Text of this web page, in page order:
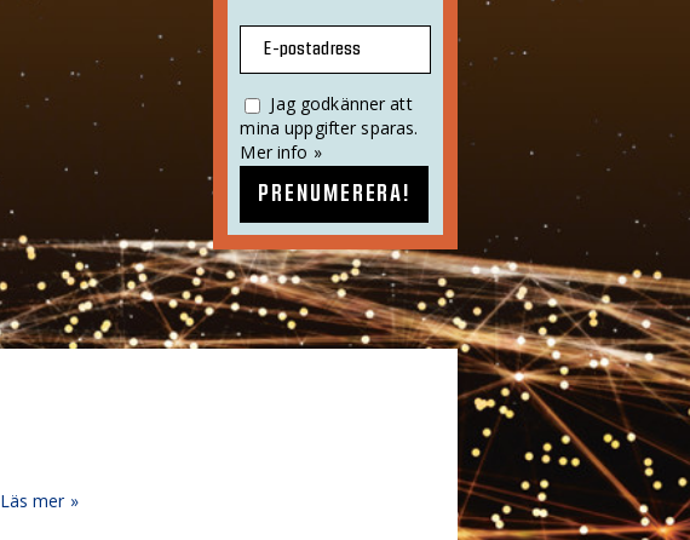
E-postadress
Jag godkänner att
mina uppgifter sparas.
Mer info »
PRENUMERERA!
Läs mer »